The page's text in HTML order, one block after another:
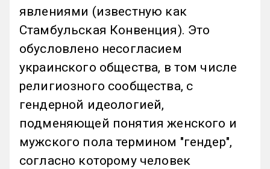
явлениями (известную как
Стамбульская Конвенция). Это
обусловлено несогласием
украинского общества, в том числе
религиозного сообщества, с
гендерной идеологией,
подменяющей понятия женского и
мужского пола термином "гендер",
согласно которому человек